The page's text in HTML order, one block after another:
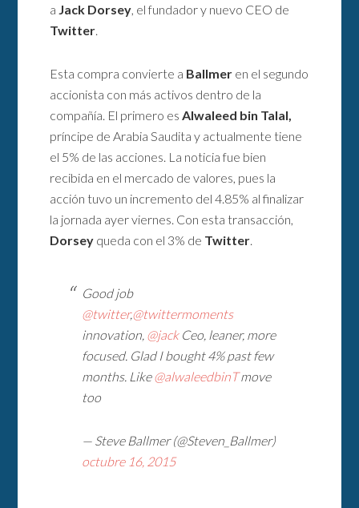
a Jack Dorsey, el fundador y nuevo CEO de
Twitter.
Esta compra convierte a Ballmer en el segundo
accionista con más activos dentro de la
compañía. El primero esAlwaleed bin Talal,
príncipe de Arabia Saudita y actualmente tiene
el 5% de las acciones. La noticia fue bien
recibida en el mercado de valores, pues la
acción tuvo un incremento del 4.85% al finalizar
la jornada ayer viernes. Con esta transacción,
Dorsey queda con el 3% de Twitter.
Good job
@twitter,@twittermoments
innovation, @jackCeo, leaner, more
focused. Glad I bought 4% past few
months. Like@alwaleedbinTmove
too
— Steve Ballmer (@Steven_Ballmer)
octubre 16, 2015